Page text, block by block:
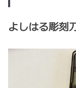
よしはる彫刻